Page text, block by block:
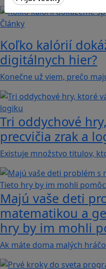
Články
Koľko kalórií
digitálnych hier?
Konečne už viem, prečo
Tri oddychové
precvičia zrak a
Existuje množstvo titulov,
Majú vaše deti
matematikou a
hry by im mohli
Ak máte doma malých